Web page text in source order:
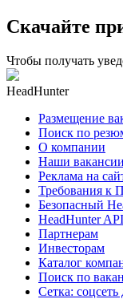
Скачайте
Чтобы получать
HeadHunter
Размещение
Поиск по
О компании
Наши вакансии
Реклама на
Требования к
Безопасный
HeadHunter API
Партнерам
Инвесторам
Каталог
Поиск по
Сетка: соцсеть